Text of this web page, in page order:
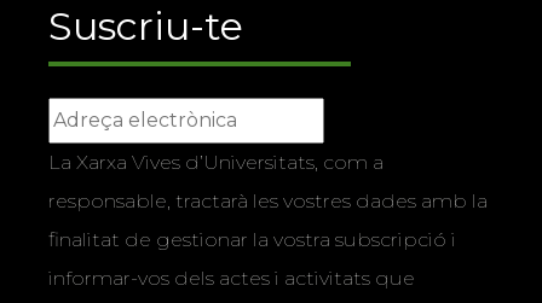
Suscriu-te
La Xarxa Vives d’Universitats, com a
responsable, tractarà les vostres dades amb la
finalitat de gestionar la vostra subscripció i
informar-vos dels actes i activitats que